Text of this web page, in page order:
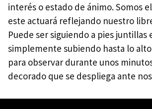
interés o estado de ánimo. Somos
este actuará reflejando nuestro
Puede ser siguiendo a pies
simplemente subiendo hasta lo
para observar durante unos
decorado que se despliega ante